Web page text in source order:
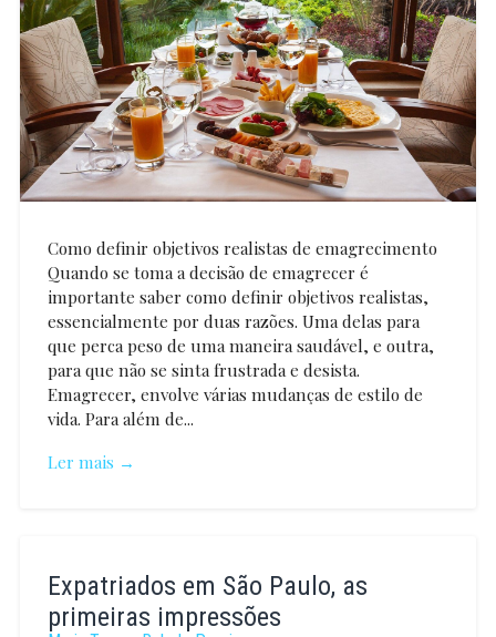
Como definir objetivos realistas de emagrecimento
Quando se toma a decisão de emagrecer é
importante saber como definir objetivos realistas,
essencialmente por duas razões. Uma delas para
que perca peso de uma maneira saudável, e outra,
para que não se sinta frustrada e desista.
Emagrecer, envolve várias mudanças de estilo de
vida. Para além de...
Ler mais →
Jardim
Expatriados em São Paulo, as
primeiras impressões